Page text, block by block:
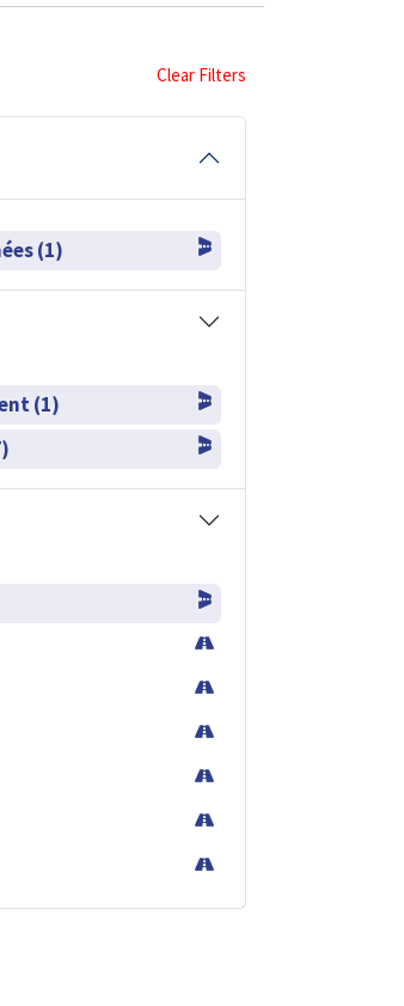
Clear Filters
(1)
(1)